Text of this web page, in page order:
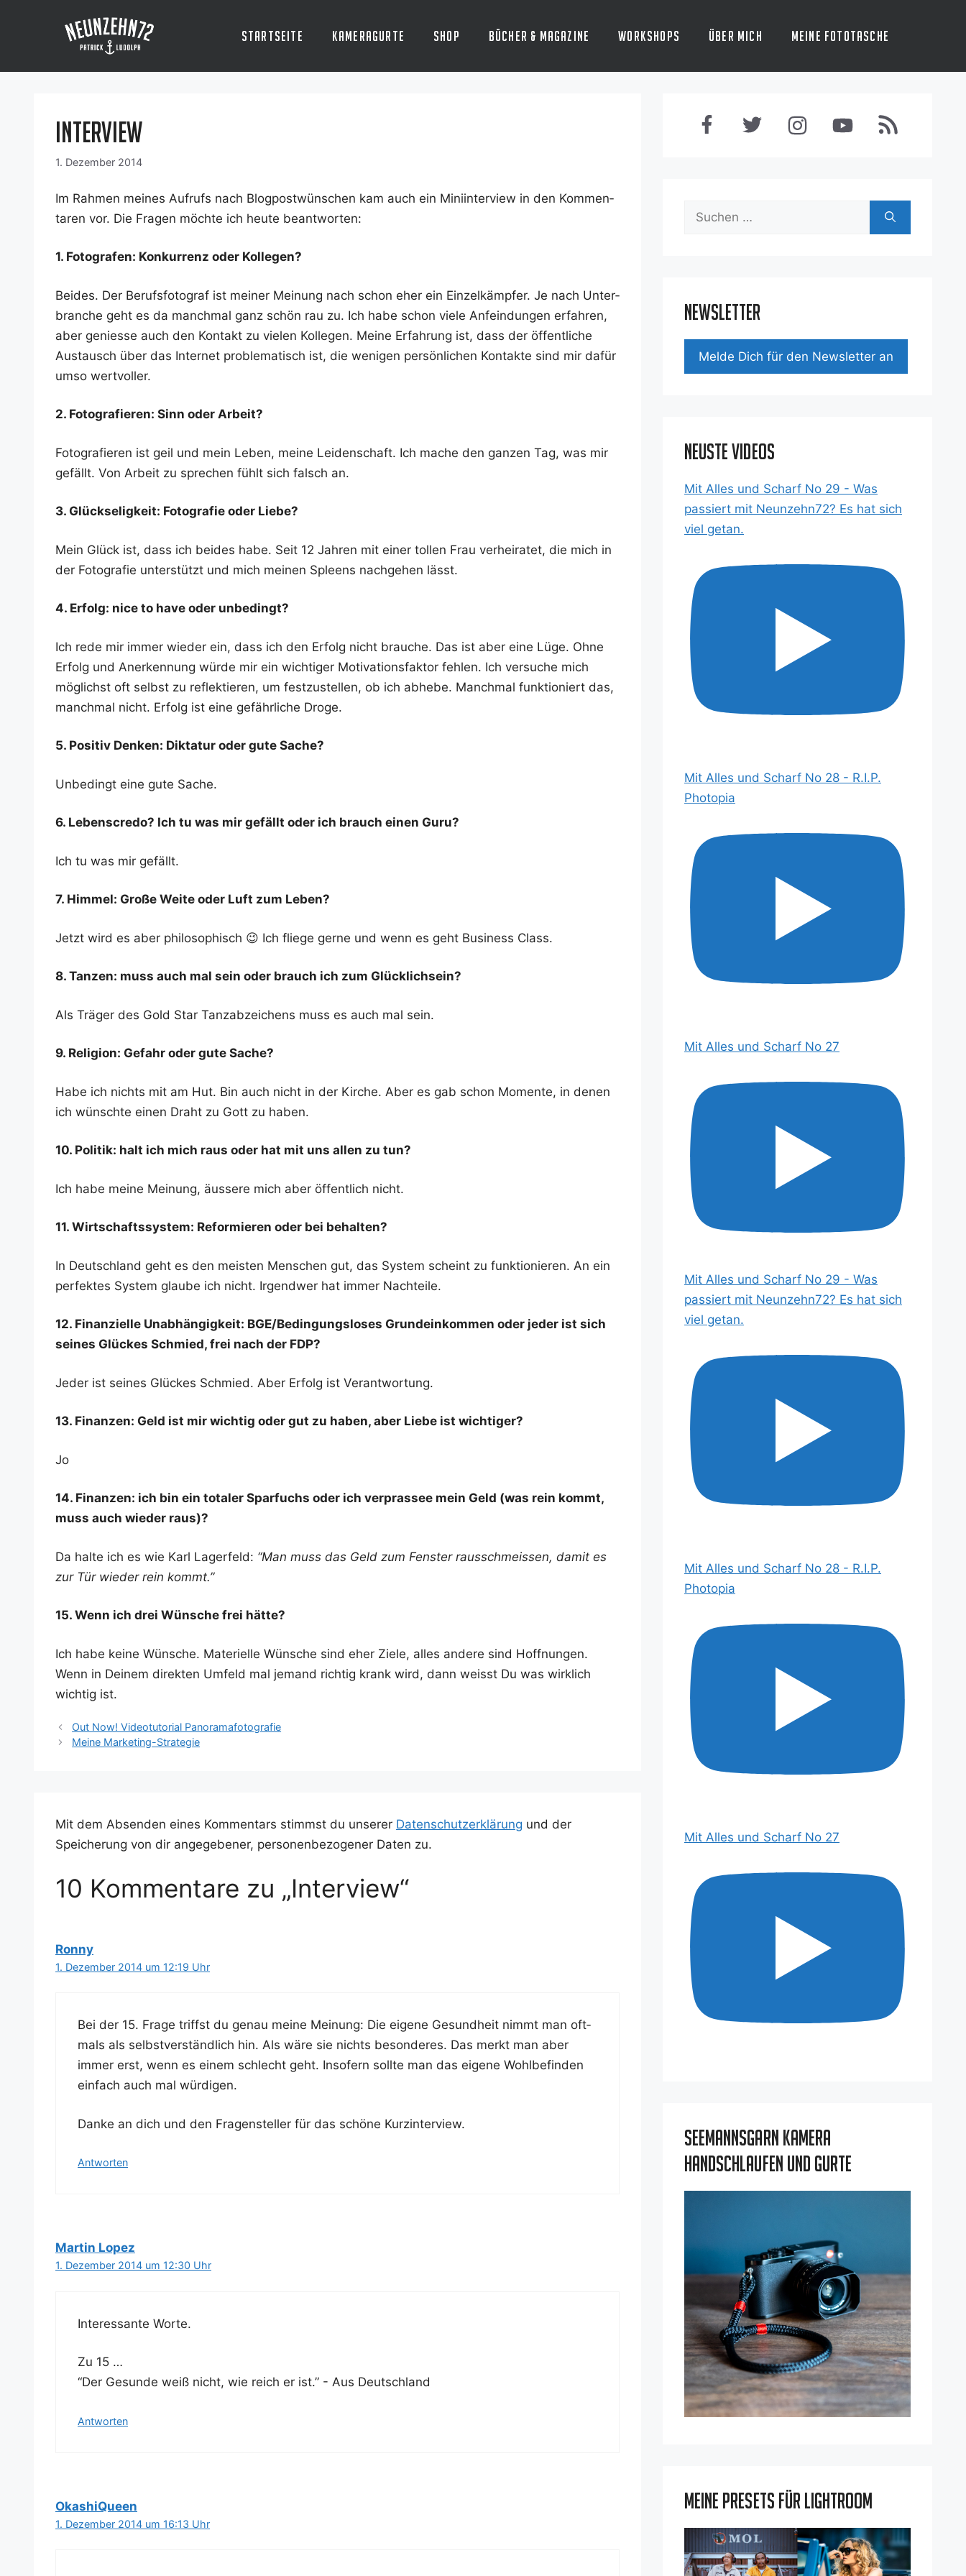
Startseite Kameragurte Shop Bücher & Magazine Workshops Über mich Meine Fototasche
Interview
1. Dezember 2014
Im Rah­men mei­nes Auf­rufs nach Blog­post­wün­schen kam auch ein Mini­in­ter­view in den Kom­men­
ta­ren vor. Die Fra­gen möch­te ich heu­te beantworten:
1. Foto­gra­fen: Kon­kur­renz oder Kollegen?
Bei­des. Der Berufs­fo­to­graf ist mei­ner Mei­nung nach schon eher ein Ein­zel­kämp­fer. Je nach Unter­
bran­che geht es da manch­mal ganz schön rau zu. Ich habe schon vie­le Anfein­dun­gen erfah­ren,
aber genies­se auch den Kon­takt zu vie­len Kol­le­gen. Mei­ne Erfah­rung ist, dass der öffent­li­che
Aus­tausch über das Inter­net pro­ble­ma­tisch ist, die weni­gen per­sön­li­chen Kon­tak­te sind mir dafür
umso wertvoller.
2. Foto­gra­fie­ren: Sinn oder Arbeit?
Foto­gra­fie­ren ist geil und mein Leben, mei­ne Lei­den­schaft. Ich mache den gan­zen Tag, was mir
gefällt. Von Arbeit zu spre­chen fühlt sich falsch an.
3. Glück­se­lig­keit: Foto­gra­fie oder Liebe?
Mein Glück ist, dass ich bei­des habe. Seit 12 Jah­ren mit einer tol­len Frau ver­hei­ra­tet, die mich in
der Foto­gra­fie unter­stützt und mich mei­nen Spleens nach­ge­hen lässt.
4. Erfolg: nice to have oder unbedingt?
Ich rede mir immer wie­der ein, dass ich den Erfolg nicht brau­che. Das ist aber eine Lüge. Ohne
Erfolg und Aner­ken­nung wür­de mir ein wich­ti­ger Moti­va­ti­ons­fak­tor feh­len. Ich ver­su­che mich
mög­lichst oft selbst zu reflek­tie­ren, um fest­zu­stel­len, ob ich abhe­be. Manch­mal funk­tio­niert das,
manch­mal nicht. Erfolg ist eine gefähr­li­che Droge.
5. Posi­tiv Den­ken: Dik­ta­tur oder gute Sache?
Unbe­dingt eine gute Sache.
6. Lebens­credo? Ich tu was mir gefällt oder ich brauch einen Guru?
Ich tu was mir gefällt.
7. Him­mel: Gro­ße Wei­te oder Luft zum Leben?
Jetzt wird es aber phi­lo­so­phisch 😉 Ich flie­ge ger­ne und wenn es geht Busi­ness Class.
8. Tan­zen: muss auch mal sein oder brauch ich zum Glücklichsein?
Als Trä­ger des Gold Star Tanz­ab­zei­chens muss es auch mal sein.
9. Reli­gi­on: Gefahr oder gute Sache?
Habe ich nichts mit am Hut. Bin auch nicht in der Kir­che. Aber es gab schon Momen­te, in denen
ich wünsch­te einen Draht zu Gott zu haben.
10. Poli­tik: halt ich mich raus oder hat mit uns allen zu tun?
Ich habe mei­ne Mei­nung, äus­se­re mich aber öffent­lich nicht.
11. Wirt­schafts­sys­tem: Refor­mie­ren oder bei behalten?
In Deutsch­land geht es den meis­ten Men­schen gut, das Sys­tem scheint zu funk­tio­nie­ren. An ein
per­fek­tes Sys­tem glau­be ich nicht. Irgend­wer hat immer Nachteile.
12. Finan­zi­el­le Unab­hän­gig­keit: BGE/Bedingungsloses Grund­ein­kom­men oder jeder ist sich
sei­nes Glü­ckes Schmied, frei nach der FDP?
Jeder ist sei­nes Glü­ckes Schmied. Aber Erfolg ist Verantwortung.
13. Finan­zen: Geld ist mir wich­tig oder gut zu haben, aber Lie­be ist wichtiger?
Jo
14. Finan­zen: ich bin ein tota­ler Spar­fuchs oder ich ver­pras­see mein Geld (was rein kommt,
muss auch wie­der raus)?
Da hal­te ich es wie Karl Lager­feld: “Man muss das Geld zum Fens­ter raus­schmeis­sen, damit es
zur Tür wie­der rein kommt.”
15. Wenn ich drei Wün­sche frei hätte?
Ich habe kei­ne Wün­sche. Mate­ri­el­le Wün­sche sind eher Zie­le, alles ande­re sind Hoff­nun­gen.
Wenn in Dei­nem direk­ten Umfeld mal jemand rich­tig krank wird, dann weisst Du was wirk­lich
wich­tig ist.
Out Now! Videotutorial Panoramafotografie
Meine Marketing-Strategie
Mit dem Absenden eines Kommentars stimmst du unserer Datenschutzerklärung und der
Speicherung von dir angegebener, personenbezogener Daten zu.
10 Kommentare zu „Interview“
Ronny
1. Dezember 2014 um 12:19 Uhr
Bei der 15. Fra­ge triffst du genau mei­ne Mei­nung: Die eige­ne Gesund­heit nimmt man oft­
mals als selbst­ver­ständ­lich hin. Als wäre sie nichts beson­de­res. Das merkt man aber
immer erst, wenn es einem schlecht geht. Inso­fern soll­te man das eige­ne Wohl­be­fin­den
ein­fach auch mal würdigen.
Dan­ke an dich und den Fra­gen­stel­ler für das schö­ne Kurzinterview.
Antworten
Martin Lopez
1. Dezember 2014 um 12:30 Uhr
Inter­es­san­te Worte.
Zu 15 …
“Der Gesun­de weiß nicht, wie reich er ist.” - Aus Deutschland
Antworten
OkashiQueen
1. Dezember 2014 um 16:13 Uhr
Suchen
Newsletter
Mel­de Dich für den News­let­ter an
Neuste Videos
Mit Alles und Scharf No 29 - Was
passiert mit Neunzehn72? Es hat sich
viel getan.
Mit Alles und Scharf No 28 - R.I.P.
Photopia
Mit Alles und Scharf No 27
Mit Alles und Scharf No 29 - Was
passiert mit Neunzehn72? Es hat sich
viel getan.
Mit Alles und Scharf No 28 - R.I.P.
Photopia
Mit Alles und Scharf No 27
Seemannsgarn Kamera
Handschlaufen und Gurte
Meine Presets für Lightroom